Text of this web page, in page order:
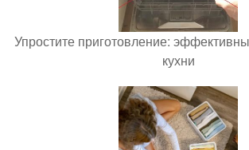
Упростите приготовление:
кухни